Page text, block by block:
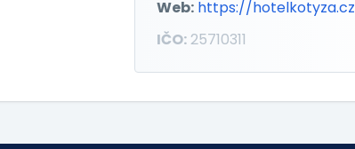
Web: https://hotelkotyza.cz
IČO: 25710311